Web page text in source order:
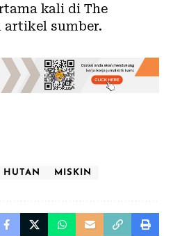
kali di The
artikel sumber.
HUTAN MISKIN